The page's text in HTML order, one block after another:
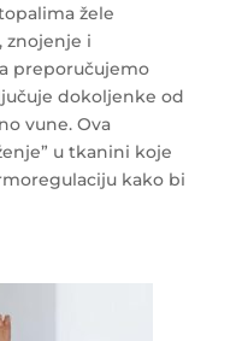
žele
znojenje i
preporučujemo
dokoljenke od
vune. Ova
u tkanini koje
kako bi